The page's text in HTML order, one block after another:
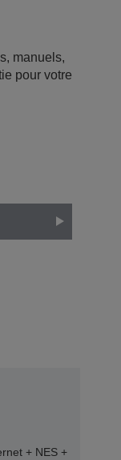
manuels,
pour votre
+ NES +